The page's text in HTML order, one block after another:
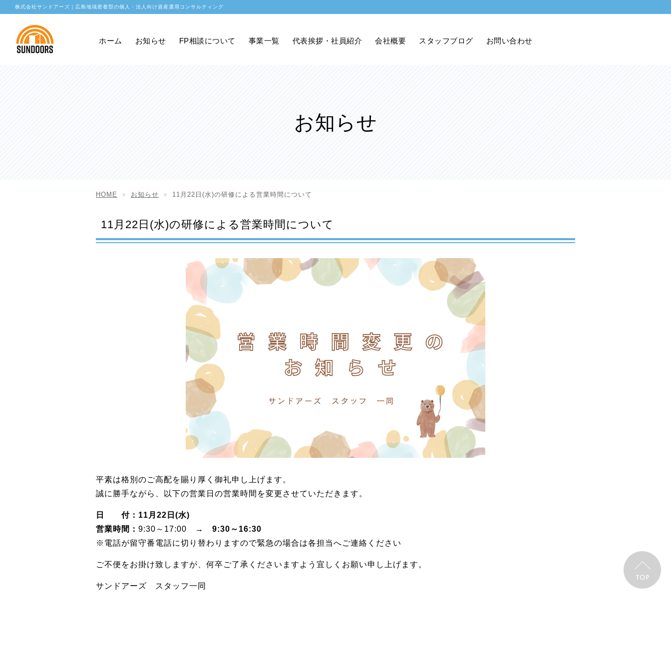
株式会社サンドアーズ｜広島地域密着型の個人・法人向け資産運用コンサルティング
ホーム お知らせ FP相談について 事業一覧 代表挨拶・社員紹介 会社概要 スタッフブログ お問い合わせ
お知らせ
HOME お知らせ 11月22日(水)の研修による営業時間について
11月22日(水)の研修による営業時間について
平素は格別のご高配を賜り厚く御礼申し上げます。
誠に勝手ながら、以下の営業日の営業時間を変更させていただきます。
日 付：11月22日(水)
営業時間： 9:30～17:00 → 9:30～16:30
※電話が留守番電話に切り替わりますので緊急の場合は各担当へご連絡ください
ご不便をお掛け致しますが、何卒ご了承くださいますよう宜しくお願い申し上げます。
サンドアーズ スタッフ一同